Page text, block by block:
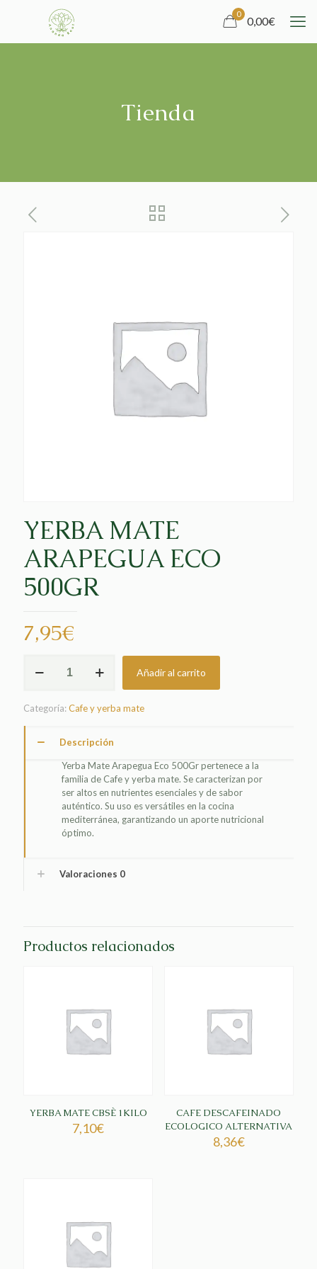
0
0,00€
Tienda
YERBA MATE
ARAPEGUA ECO
500GR
7,95€
MATE
500GR
cantidad
Añadir al carrito
Categoría:Cafe y yerba mate
Descripción
Yerba Mate Arapegua Eco 500Gr pertenece a la
familia de Cafe y yerba mate. Se caracterizan por
ser altos en nutrientes esenciales y de sabor
auténtico. Su uso es versátiles en la cocina
mediterránea, garantizando un aporte nutricional
óptimo.
Valoraciones 0
Productos relacionados
YERBA MATE CBSÈ 1KILO
7,10€
CAFE DESCAFEINADO
ECOLOGICO ALTERNATIVA
8,36€